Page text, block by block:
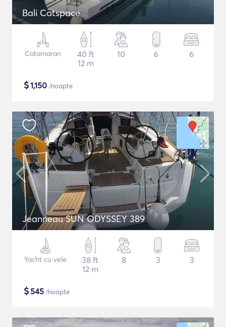
Bali Catspace
Catamaran
40 ft
12 m
10 6 6
$1,150 /noapte
Jeanneau SUN ODYSSEY 389
Yacht cu vele
38 ft
12 m
8 3 3
$545 /noapte